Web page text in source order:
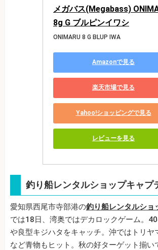
メガバス(Megabass)
8g G ブルピンイワシ
ONIMARU 8 G BLUP IWA
Amazonで見る
楽天市場で見る
Yahoo!ショッピングで見る
レビューを見る
釣り船レンタルショップキャプ
愛知県西尾市寺部港の釣り船レンタルショ
では18日、湾奥ではデカロックゲーム。
や良型キジハタをキャッチ。沖ではトリヤ
など青物もヒット。秋の好ターゲット揃い